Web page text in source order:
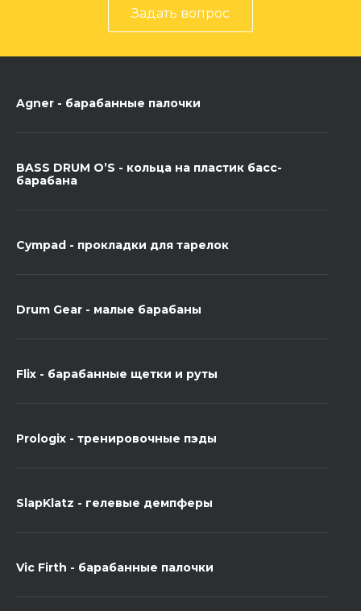
Задать вопрос
Agner - барабанные палочки
BASS DRUM O’S - кольца на пластик басс-
барабана
Cympad - прокладки для тарелок
Drum Gear - малые барабаны
Flix - барабанные щетки и руты
Prologix - тренировочные пэды
SlapKlatz - гелевые демпферы
Vic Firth - барабанные палочки